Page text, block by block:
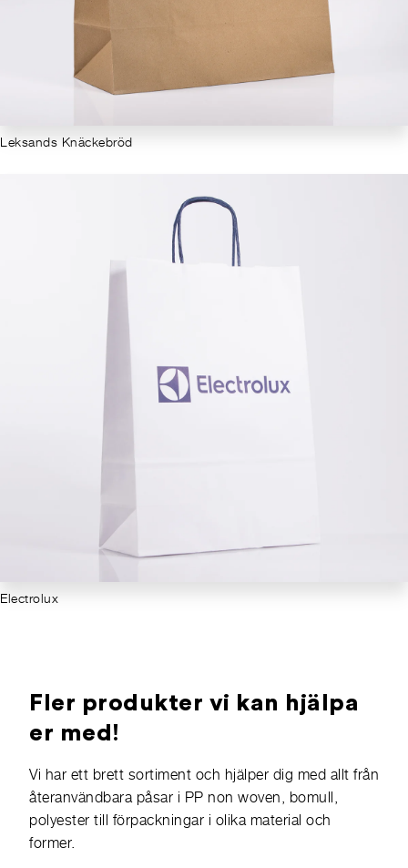
Leksands Knäckebröd
Electrolux
Fler produkter vi kan hjälpa
er med!
Vi har ett brett sortiment och hjälper dig med allt från
återanvändbara påsar i PP non woven, bomull,
polyester till förpackningar i olika material och
former.